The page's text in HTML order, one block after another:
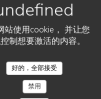
站使用cookie， 并让您
制想要激活的内容。
好的，全部接受
禁用
VIN ROSÉ
Provence AOP - Côté
EUR
12,5 cl
39,00 EUR
75 cl